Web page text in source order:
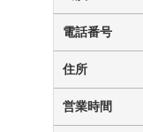
電話番号
住所
営業時間